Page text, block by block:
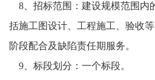
8
招标范围：建设规模范围内
括施工图设计、工程施工
、验收
阶段配合及缺陷责任期服务。
9
标段划分：一个标段。